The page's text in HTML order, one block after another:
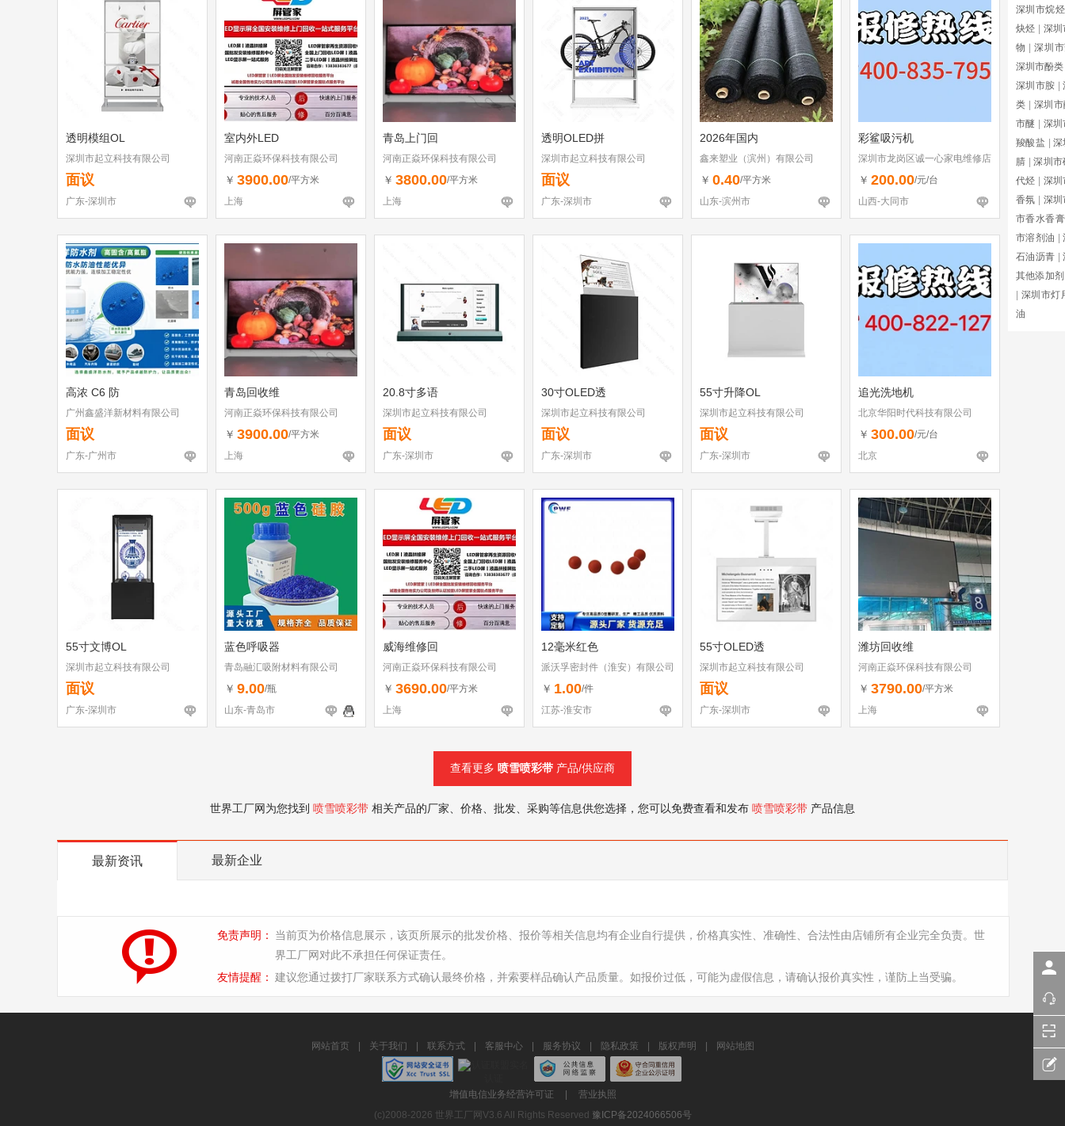
透明模组OL
深圳市起立科技有限公司
面议
广东-深圳市
室内外LED
河南正焱环保科技有限公司
￥ 3900.00/平方米
上海
青岛上门回
河南正焱环保科技有限公司
￥ 3800.00/平方米
上海
透明OLED拼
深圳市起立科技有限公司
面议
广东-深圳市
2026年国内
鑫来塑业（滨州）有限公司
￥ 0.40/平方米
山东-滨州市
彩鲨吸污机
深圳市龙岗区诚一心家电维修店
（个体工商户）
￥ 200.00/元/台
山西-大同市
高浓 C6 防
广州鑫盛洋新材料有限公司
面议
广东-广州市
青岛回收维
河南正焱环保科技有限公司
￥ 3900.00/平方米
上海
20.8寸多语
深圳市起立科技有限公司
面议
广东-深圳市
30寸OLED透
深圳市起立科技有限公司
面议
广东-深圳市
55寸升降OL
深圳市起立科技有限公司
面议
广东-深圳市
追光洗地机
北京华阳时代科技有限公司
￥ 300.00/元/台
北京
55寸文博OL
深圳市起立科技有限公司
面议
广东-深圳市
蓝色呼吸器
青岛融汇吸附材料有限公司
￥ 9.00/瓶
山东-青岛市
威海维修回
河南正焱环保科技有限公司
￥ 3690.00/平方米
上海
12毫米红色
派沃孚密封件（淮安）有限公司
￥ 1.00/件
江苏-淮安市
55寸OLED透
深圳市起立科技有限公司
面议
广东-深圳市
潍坊回收维
河南正焱环保科技有限公司
￥ 3790.00/平方米
上海
查看更多 喷雪喷彩带 产品/供应商
世界工厂网为您找到 喷雪喷彩带 相关产品的厂家、价格、批发、采购等信息供您选择，您可以免费查看和发布 喷雪喷彩带 产品信息
深圳市烷烃
炔烃
深圳
物
深圳
深圳市酚类
深圳市胺
类
深圳
市醚
深
羧酸盐
深
腈
深圳市
代烃
深圳
香氛
深
市香水香膏
市溶剂油
石油沥青
其他添加剂
深圳市灯
油
最新资讯 最新企业
免责声明：
当前页为价格信息展示，该页所展示的批发价格、报价等相关信息均有企业自行提供，价格真实性、准确性、合法性由店铺所有企业完全负责。世
界工厂网对此不承担任何保证责任。
友情提醒： 建议您通过拨打厂家联系方式确认最终价格，并索要样品确认产品质量。如报价过低，可能为虚假信息，请确认报价真实性，谨防上当受骗。
网站首页 关于我们 联系方式 客服中心 服务协议 隐私政策 版权声明 网站地图
增值电信业务经营许可证
营业执照
(c)2008-2026 世界工厂网V3.6 All Rights Reserved 豫ICP备2024066506号